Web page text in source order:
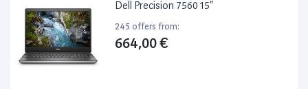
Dell Precision 7560 15”
245 offers from:
664,00 €